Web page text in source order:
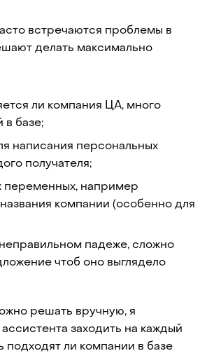
встречаются проблемы в
делать максимально
ли компания ЦА, много
в базе;
написания персональных
получателя;
переменных, например
компании (особенно для
падеже, сложно
чтоб оно выглядело
решать вручную, я
заходить на каждый
подходят ли компании в базе